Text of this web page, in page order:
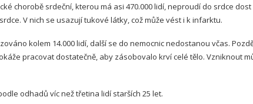
chorobě srdeční, kterou má asi 470.000 lidí, neproudí do srdce
V nich se usazují tukové látky, což může vést i k infarktu.
kolem 14.000 lidí, další se do nemocnic nedostanou včas.
pracovat dostatečně, aby zásobovalo krví celé tělo. Vzniknout
odhadů víc než třetina lidí starších 25 let.